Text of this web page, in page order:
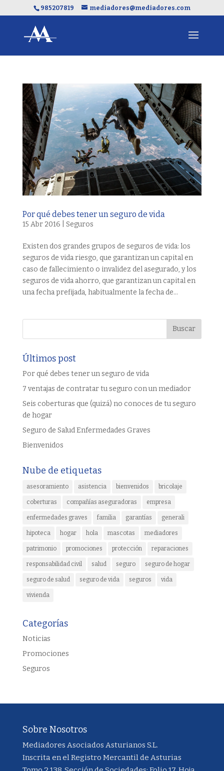
985207819 mediadores@mediadores.com
Por qué debes tener un seguro de vida
15 Abr 2016 Seguros
Existen dos grandes grupos de seguros de vida: los
seguros de vida riesgo, que garantizan un capital en
caso de fallecimiento o invalidez del asegurado, y los
seguros de vida ahorro, que garantizan un capital en
una fecha prefijada, habitualmente la fecha de...
Últimos post
Por qué debes tener un seguro de vida
7 ventajas de contratar tu seguro con un mediador
Seis coberturas que (quizá) no conoces de tu seguro
de hogar
Seguro de Salud Enfermedades Graves
Bienvenidos
Nube de etiquetas
asesoramiento asistencia bienvenidos bricolaje
coberturas compañías aseguradoras empresa
enfermedades graves familia garantías generali
hipoteca hogar hola mascotas mediadores
patrimonio promociones protección reparaciones
responsabilidad civil salud seguro seguro de hogar
seguro de salud seguro de vida seguros vida
vivienda
Categorías
Noticias
Promociones
Seguros
Sobre Nosotros
Mediadores Asociados Asturianos S.L.
Inscrita en el Registro Mercantil de Asturias